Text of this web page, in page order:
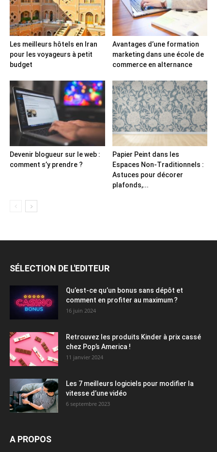
Les meilleurs hôtels en Iran
pour les voyageurs à petit
budget
Avantages d’une formation
marketing dans une école de
commerce en alternance
Devenir blogueur sur le web :
comment s’y prendre ?
Papier Peint dans les
Espaces Non-Traditionnels :
Astuces pour décorer
plafonds,...
SÉLECTION DE L'EDITEUR
Qu’est-ce qu’un bonus sans dépôt et
comment en profiter au maximum ?
16 juin 2024
Retrouvez les produits Kinder à prix cassé
chez Pop’s America !
11 janvier 2024
Les 7 meilleurs logiciels pour modifier la
vitesse d’une vidéo
6 septembre 2023
A PROPOS